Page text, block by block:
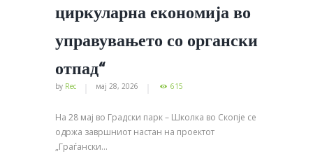
циркуларна економија во
управувањето со органски
отпад“
by Rec мај 28, 2026 615
На 28 мај во Градски парк – Школка во Скопје се
одржа завршниот настан на проектот
„Граѓански...